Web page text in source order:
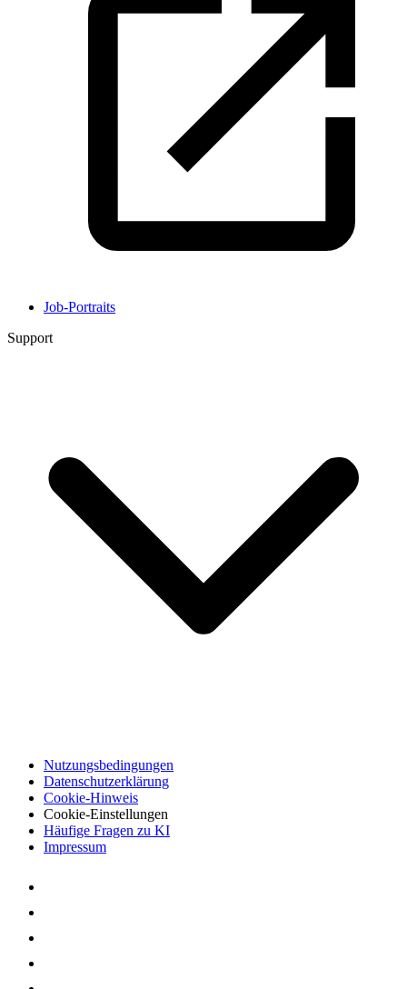
Job-Portraits
Support
Nutzungsbedingungen
Datenschutzerklärung
Cookie-Hinweis
Cookie-Einstellungen
Häufige Fragen zu KI
Impressum